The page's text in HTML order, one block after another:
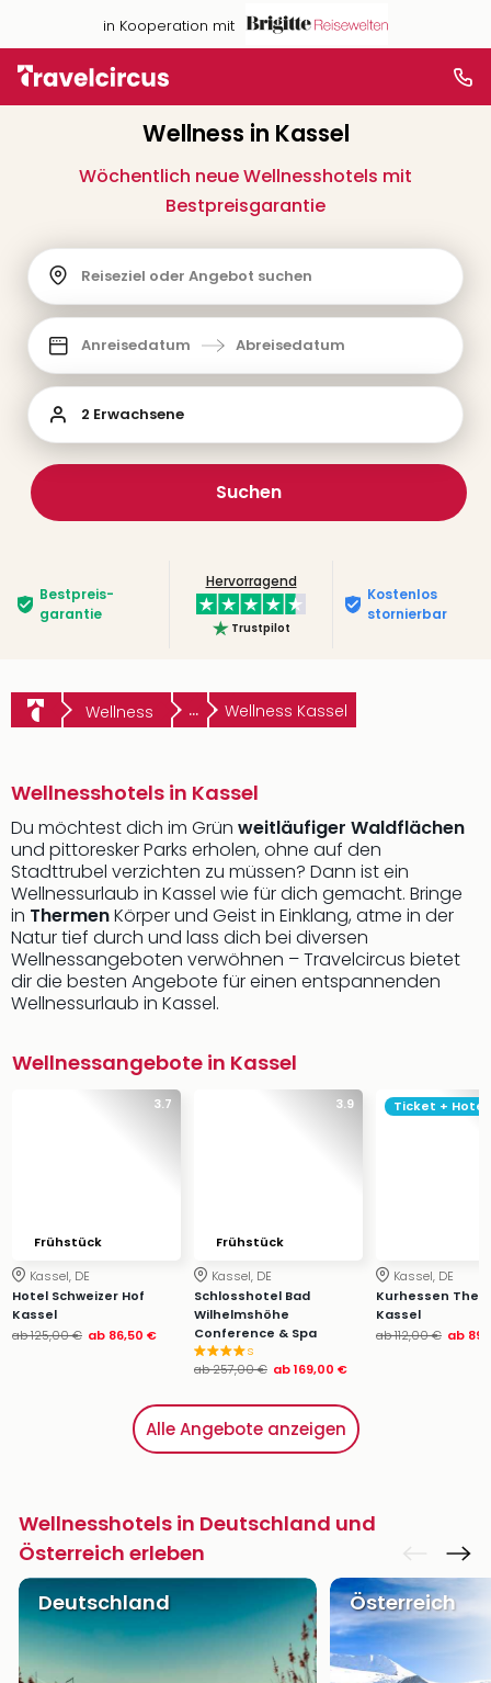
in Kooperation mit
Wellness in Kassel
Wöchentlich neue Wellnesshotels mit
Bestpreisgarantie
Reiseziel oder Angebot suchen
Anreisedatum Abreisedatum
2 Erwachsene
Suchen
Bestpreis­
garantie
Hervorragend
Trustpilot
Kostenlos
stornierbar
Wellness ... Wellness Kassel
Wellnesshotels in Kassel
Du möchtest dich im Grün weitläufiger Waldflächen
und pittoresker Parks erholen, ohne auf den
Stadttrubel verzichten zu müssen? Dann ist ein
Wellnessurlaub in Kassel wie für dich gemacht. Bringe
in ThermenKörper und Geist in Einklang, atme in der
Natur tief durch und lass dich bei diversen
Wellnessangeboten verwöhnen – Travelcircus bietet
dir die besten Angebote für einen entspannenden
Wellnessurlaub in Kassel.
Wellnessangebote in Kassel
3.7
Frühstück
Kassel, DE
Hotel Schweizer Hof
Kassel
ab125,00 € ab 86,50 €
3.9
Frühstück
Kassel, DE
Schlosshotel Bad
Wilhelmshöhe
Conference & Spa
s
ab257,00 € ab169,00 €
Ticket + Hotel
Kassel, DE
Kurhessen
Kassel
ab112,00 € ab
Alle Angebote anzeigen
Wellnesshotels in Deutschland und
Österreich erleben
Deutschland
Österreich